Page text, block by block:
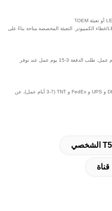
A: نعم، يمكن الطباعة بالليزر على ملف تعريف LED/غطاء الكمبيوتر. التعبئة المخصصة متاحة بناءً على
A: معظم المنتجات لديها مخزون. عينات خلال 3 أيام عمل، طلب الدفعة 3-15 يوم عمل عند توفر
A: عادة عن طريق التسليم السريع الدولي مثل DHL و UPS و FedEx و TNT (3-7 أيام عمل)، عن